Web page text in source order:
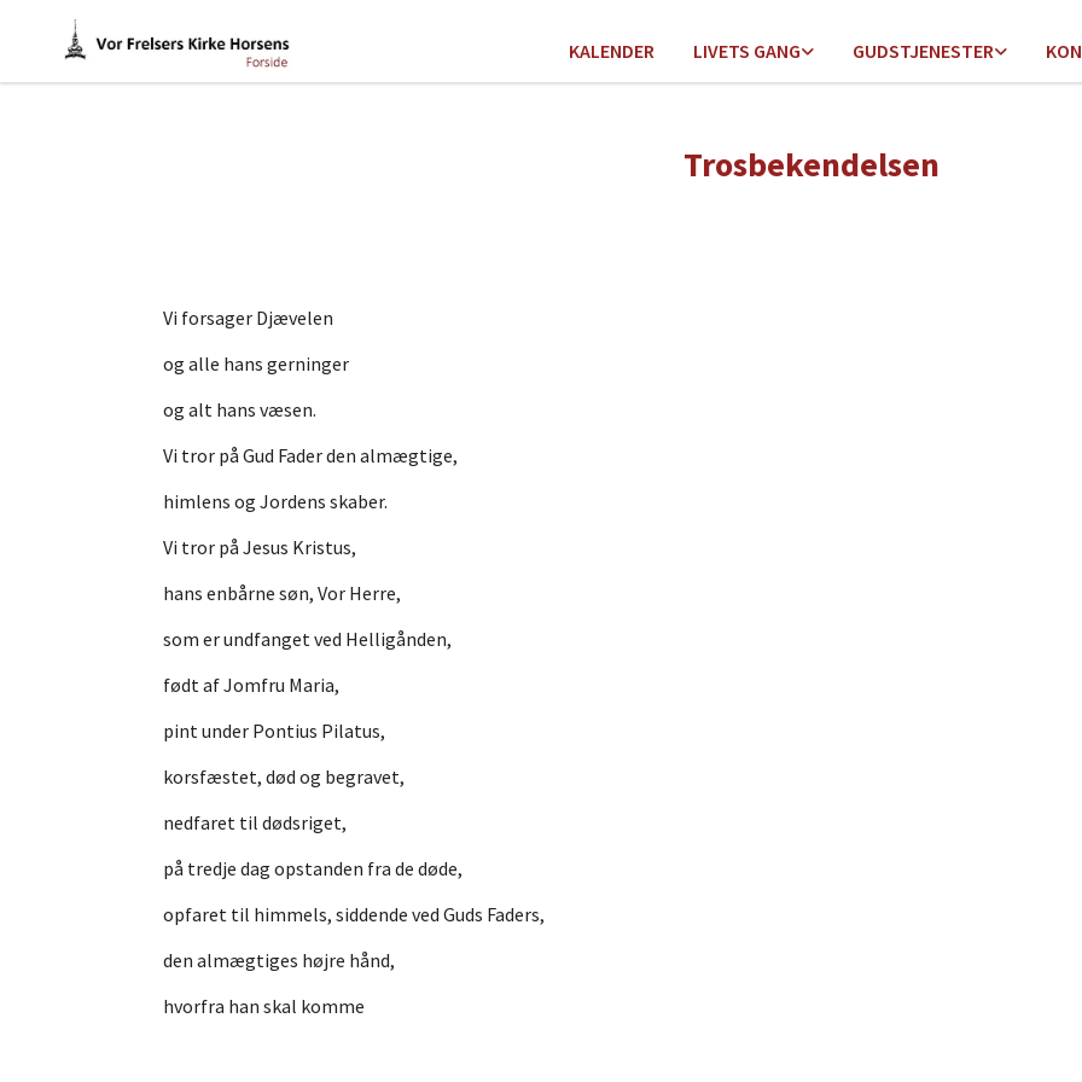
KALENDER LIVETS GANG GUDSTJENESTER
Trosbekendelsen
Vi forsager Djævelen
og alle hans gerninger
og alt hans væsen.
Vi tror på Gud Fader den almægtige,
himlens og Jordens skaber.
Vi tror på Jesus Kristus,
hans enbårne søn, Vor Herre,
som er undfanget ved Helligånden,
født af Jomfru Maria,
pint under Pontius Pilatus,
korsfæstet, død og begravet,
nedfaret til dødsriget,
på tredje dag opstanden fra de døde,
opfaret til himmels, siddende ved Guds Faders,
den almægtiges højre hånd,
hvorfra han skal komme